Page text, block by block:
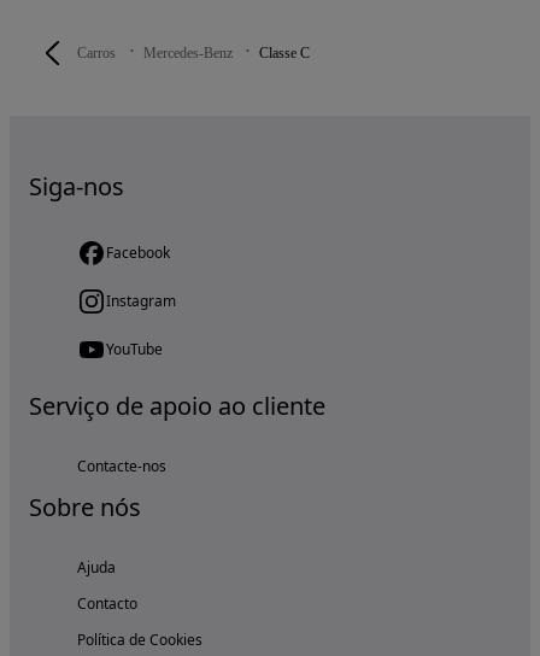
Carros Mercedes-Benz Classe C
Siga-nos
Facebook
Instagram
YouTube
Serviço de apoio ao cliente
Contacte-nos
Sobre nós
Ajuda
Contacto
Política de Cookies